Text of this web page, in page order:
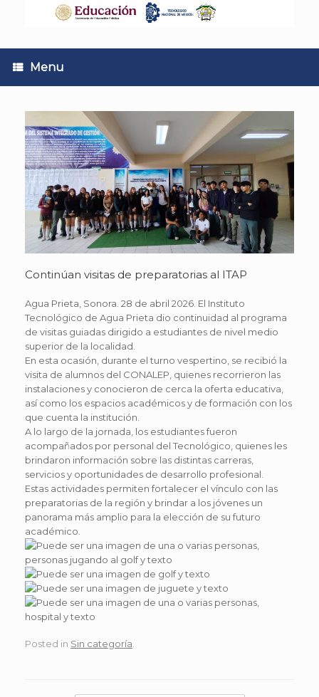
Menu
Continúan visitas de preparatorias al ITAP
Agua Prieta, Sonora. 28 de abril 2026. El Instituto
Tecnológico de Agua Prieta dio continuidad al programa
de visitas guiadas dirigido a estudiantes de nivel medio
superior de la localidad.
En esta ocasión, durante el turno vespertino, se recibió la
visita de alumnos del CONALEP, quienes recorrieron las
instalaciones y conocieron de cerca la oferta educativa,
así como los espacios académicos y de formación con los
que cuenta la institución.
A lo largo de la jornada, los estudiantes fueron
acompañados por personal del Tecnológico, quienes les
brindaron información sobre las distintas carreras,
servicios y oportunidades de desarrollo profesional.
Estas actividades permiten fortalecer el vínculo con las
preparatorias de la región y brindar a los jóvenes un
panorama más amplio para la elección de su futuro
académico.
Posted in Sin categoría.